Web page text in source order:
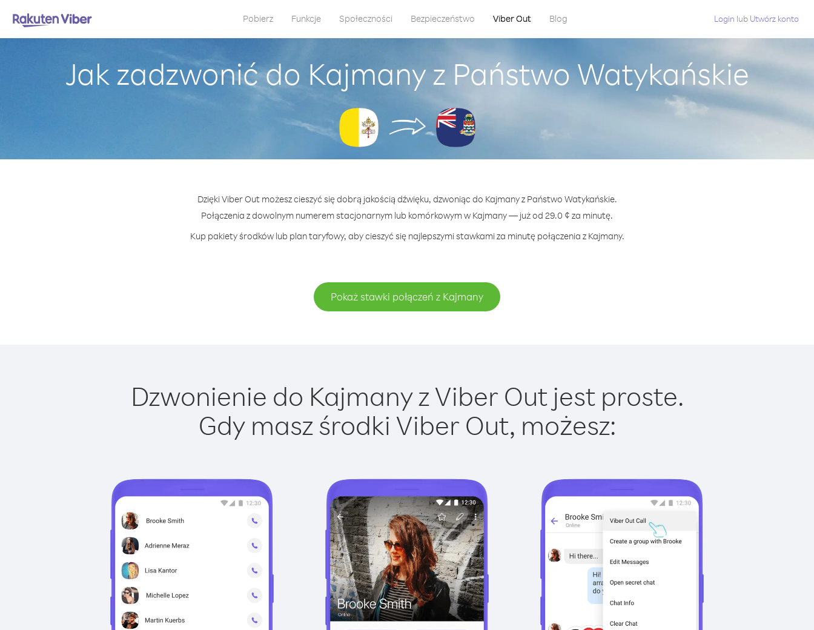
Pobierz Funkcje Społeczności Bezpieczeństwo Viber Out Blog Login lub Utwórz konto
Jak zadzwonić do Kajmany z Państwo Watykańskie
Dzięki Viber Out możesz cieszyć się dobrą jakością dźwięku, dzwoniąc do Kajmany z Państwo Watykańskie.
Połączenia z dowolnym numerem stacjonarnym lub komórkowym w Kajmany — już od 29.0 ¢ za minutę.
Kup pakiety środków lub plan taryfowy, aby cieszyć się najlepszymi stawkami za minutę połączenia z Kajmany.
Pokaż stawki połączeń z Kajmany
Dzwonienie do Kajmany z Viber Out jest proste.
Gdy masz środki Viber Out, możesz: